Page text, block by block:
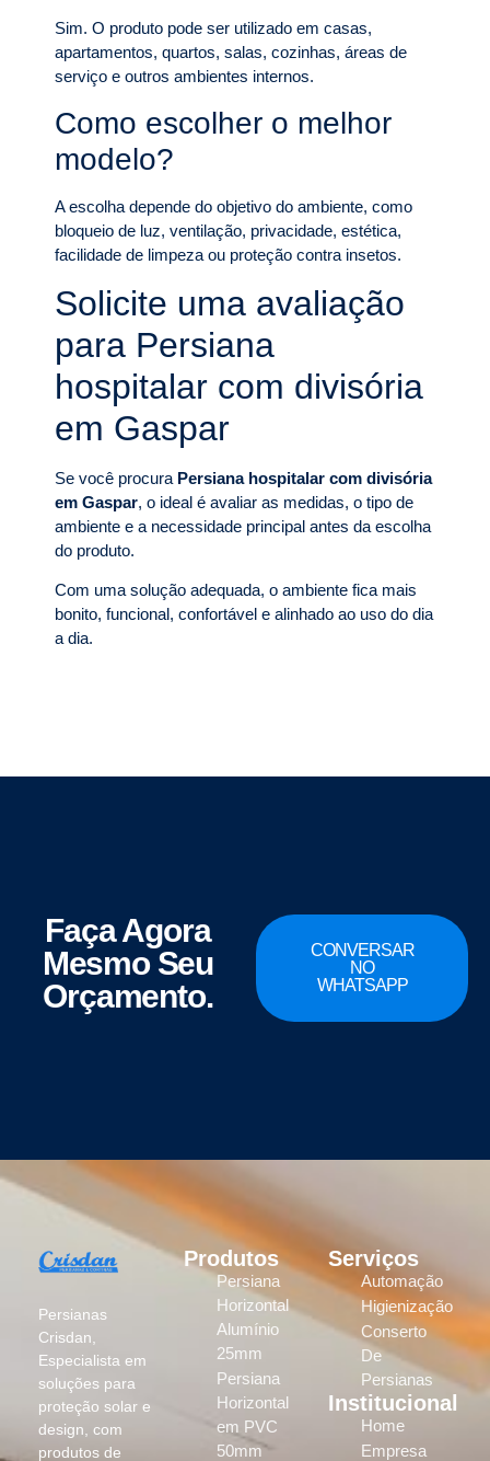
Sim. O produto pode ser utilizado em casas,
apartamentos, quartos, salas, cozinhas, áreas de
serviço e outros ambientes internos.
Como escolher o melhor
modelo?
A escolha depende do objetivo do ambiente, como
bloqueio de luz, ventilação, privacidade, estética,
facilidade de limpeza ou proteção contra insetos.
Solicite uma avaliação
para Persiana
hospitalar com divisória
em Gaspar
Se você procura Persiana hospitalar com divisória
em Gaspar, o ideal é avaliar as medidas, o tipo de
ambiente e a necessidade principal antes da escolha
do produto.
Com uma solução adequada, o ambiente fica mais
bonito, funcional, confortável e alinhado ao uso do dia
a dia.
Faça Agora
Mesmo Seu
Orçamento.
CONVERSAR
NO
WHATSAPP
Persianas
Crisdan,
Especialista em
soluções para
proteção solar e
design, com
produtos de
Produtos
Persiana
Horizontal
Alumínio
25mm
Persiana
Horizontal
em PVC
50mm
Serviços
Automação
Higienização
Conserto
De
Persianas
Institucional
Home
Empresa